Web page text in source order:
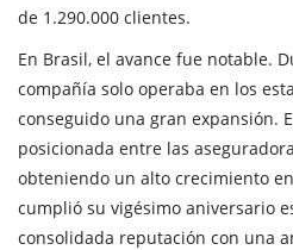
de 1.290.000 clientes.
En Brasil, el avance fue notable.
compañía solo operaba en los
conseguido una gran expansión.
posicionada entre las
obteniendo un alto crecimiento
cumplió su vigésimo aniversario
consolidada reputación con una